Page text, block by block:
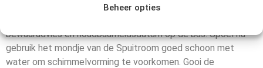
Beheer opties
bewaard worden. Bewaar een restje Slagroom in een
bewaaradvies en houdbaarheidsdatum op de bus. Spoel na
gebruik het mondje van de Spuitroom goed schoon met
water om schimmelvorming te voorkomen. Gooi de